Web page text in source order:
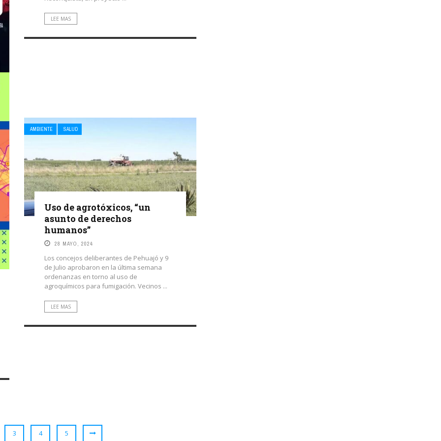
LEE MAS
AMBIENTE SALUD
Uso de agrotóxicos, “un
asunto de derechos
humanos”
28 MAYO, 2024
Los concejos deliberantes de Pehuajó y 9
de Julio aprobaron en la última semana
ordenanzas en torno al uso de
agroquímicos para fumigación. Vecinos ...
LEE MAS
3 4 5